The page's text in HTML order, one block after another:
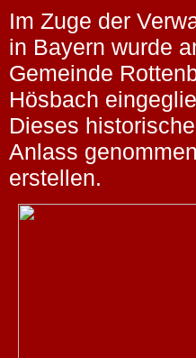
Im Zuge der
in Bayern wurde
Gemeinde
Hösbach
Dieses
Anlass
erstellen.